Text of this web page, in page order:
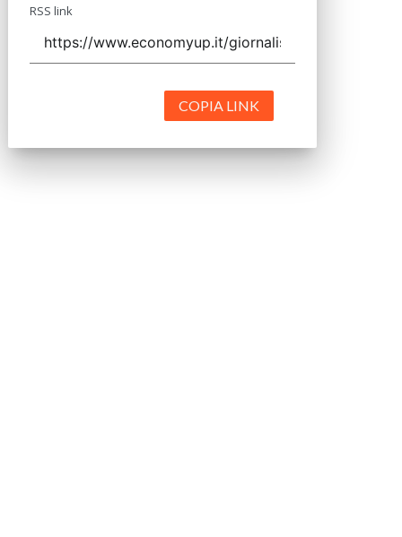
RSS link
COPIA LINK